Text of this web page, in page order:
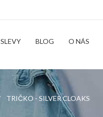
SLEVY BLOG O NÁS
TRIČKO - SILVER CLOAKS